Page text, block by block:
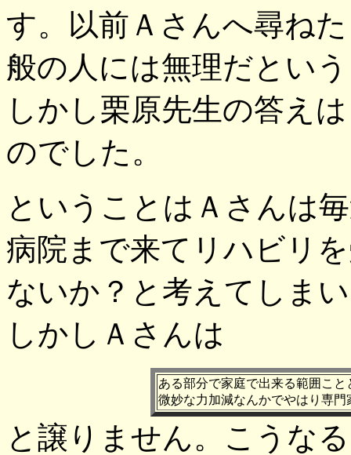
す。以前Ａさんへ尋ね
般の人には無理だとい
しかし栗原先生の答え
のでした。
ということはＡさんは
病院まで来てリハビリ
ないか？と考えてしま
しかしＡさんは
ある部分で家庭で出来る範囲こと
微妙な力加減なんかでやはり専
と譲りません。こうな